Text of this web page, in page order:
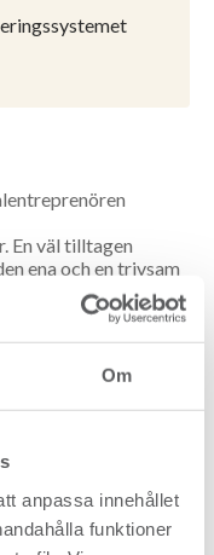
Om
anpassa innehållet
funktioner
En väl tilltagen
ena och en trivsam
på två plan,
av byggnaden
för kreativitet och
säger Sara.
Känslan i huset ska
trä som
och framför allt
träinslag tydligt.